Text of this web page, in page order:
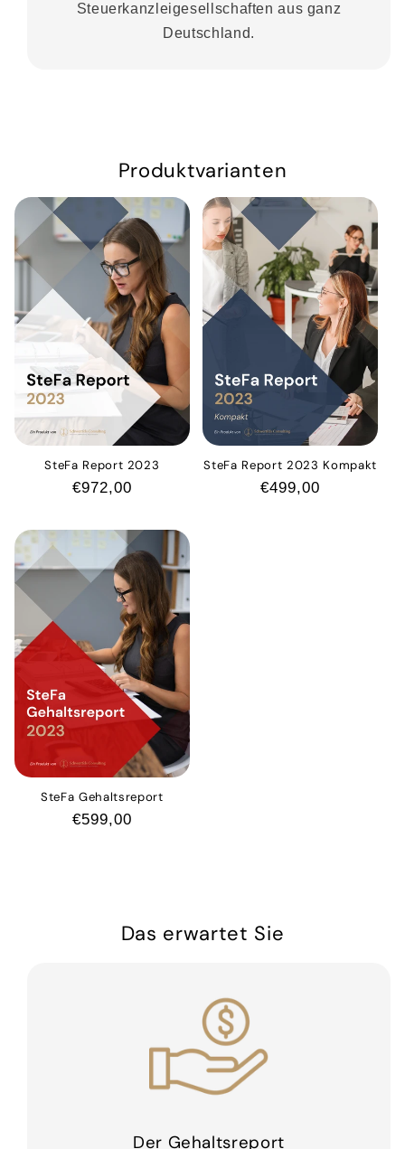
Steuerkanzleigesellschaften aus ganz
Deutschland.
Produktvarianten
SteFa Report 2023
Normaler
€972,00
SteFa Report 2023 Kompakt
Normaler
€499,00
SteFa Gehaltsreport
Normaler
€599,00
Das erwartet Sie
Der Gehaltsreport